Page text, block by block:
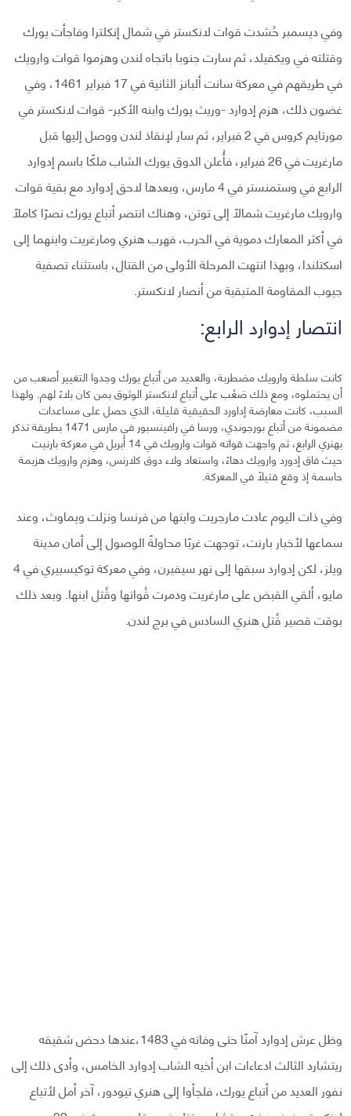
وفي ديسمبر حُشدت قوات لانكستر في شمال إنكلترا وفاجأت يورك
وقتلته في ويكفيلد، ثم سارت جنوبا باتجاه لندن وهزموا قوات وارويك
في طريقهم في معركة سانت ألبانز الثانية في 17 فبراير 1461، وفي
غضون ذلك، هزم إدوارد -وريث يورك وابنه الأكبر- قوات لانكستر في
مورتايم كروس في 2 فبراير، ثم سار لإنقاذ لندن ووصل إليها قبل
مارغريت في 26 فبراير، فأُعلن الدوق يورك الشاب ملكًا باسم إدوارد
الرابع في وستمنستر في 4 مارس، وبعدها ﻻحق إدوارد مع بقية قوات
وارويك مارغريت شمالًا إلى توتن، وهناك انتصر أتباع يورك نصرًا كاملًا
في أكثر المعارك دموية في الحرب، فهرب هنري ومارغريت وابنهما إلى
اسكتلندا، وبهذا انتهت المرحلة الأولى من القتال، باستثناء تصفية
جيوب المقاومة المتبقية من أنصار لانكستر.
انتصار إدوارد الرابع:
كانت سلطة وارويك مضطربة، والعديد من أتباع يورك وجدوا التغيير أصعب من
أن يحتملوه، ومع ذلك صَعُب على أتباع لانكستر الوثوق بمن كان بلاءً لهم. ولهذا
السبب، كانت معارضة إداورد الحقيقية قليلة، الذي حصل على مساعدات
مضمونة من أتباع بورجوندي، ورسا في رافينسبور في مارس 1471 بطريقة تذكر
بهنري الرابع، ثم واجهت قواته قوات وارويك في 14 أبريل في معركة بارنيت
حيث فاق إدورد وارويك دهاءً، واستعاد ولاء دوق كلارنس، وهزم وارويك هزيمة
حاسمة إذ وقع قتيلًا في المعركة.
وفي ذات اليوم عادت مارجريت وابنها من فرنسا ونزلت ويماوث، وعند
سماعها لأخبار بارنت، توجهت غربًا محاولةً الوصول إلى أمان مدينة
ويلز، لكن إدوارد سبقها إلى نهر سيفيرن، وفي معركة توكيسبيري في 4
مايو، ألقي القبض على مارغريت ودمرت قُواتها وقُتل ابنها. وبعد ذلك
بوقت قصير قُتل هنري السادس في برج لندن.
وظل عرش إدوارد آمنًا حتى وفاته في 1483،عندها دحض شقيقه
ريتشارد الثالث ادعاءات ابن أخيه الشاب إدوارد الخامس، وأدى ذلك إلى
نفور العديد من أتباع يورك، فلجأوا إلى هنري تيودور، آخر أمل لأتباع